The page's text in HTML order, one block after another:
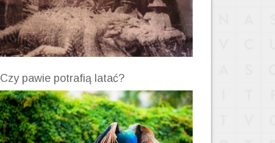
Czy pawie potrafią latać?